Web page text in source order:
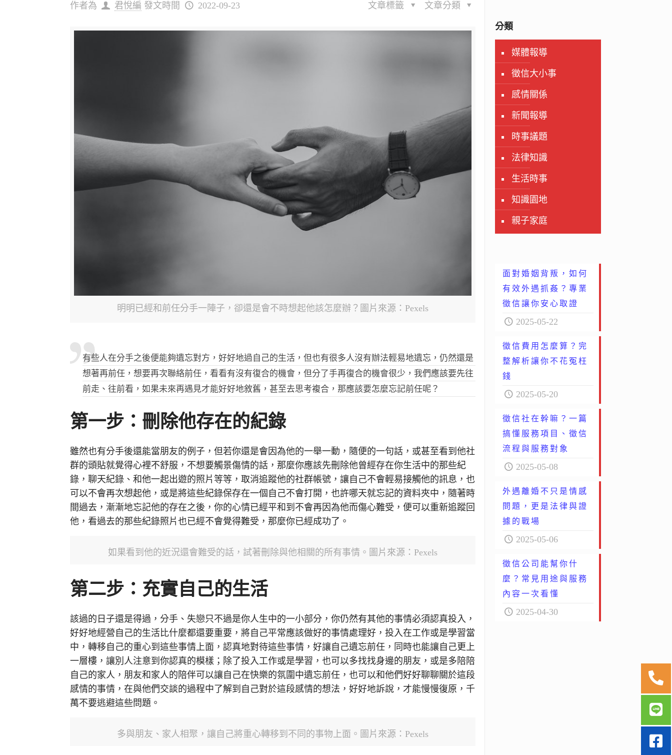
作者為 君悅編 發文時間 2022-09-23 文章分類
文章標籤
明明已經和前任分手一陣子，卻還是會不時想起他該怎麼辦？圖片來源：Pexels
有些人在分手之後便能夠遺忘對方，好好地過自己的生活，但也有很多人沒有辦法輕易地遺忘，仍然還是
想著再前任，想要再次聯絡前任，看看有沒有復合的機會，但分了手再復合的機會很少，我們應該要先往
前走、往前看，如果未來再遇見才能好好地敘舊，甚至去思考複合，那應該要怎麼忘記前任呢？
第一步：刪除他存在的紀錄
雖然也有分手後還能當朋友的例子，但若你還是會因為他的一舉一動，隨便的一句話，或甚至看到他社
群的頭貼就覺得心裡不舒服，不想要觸景傷情的話，那麼你應該先刪除他曾經存在你生活中的那些紀
錄，聊天紀錄、和他一起出遊的照片等等，取消追蹤他的社群帳號，讓自己不會輕易接觸他的訊息，也
可以不會再次想起他，或是將這些紀錄保存在一個自己不會打開，也許哪天就忘記的資料夾中，隨著時
間過去，漸漸地忘記他的存在之後，你的心情已經平和到不會再因為他而傷心難受，便可以重新追蹤回
他，看過去的那些紀錄照片也已經不會覺得難受，那麼你已經成功了。
如果看到他的近況還會難受的話，試著刪除與他相關的所有事情。圖片來源：Pexels
第二步：充實自己的生活
該過的日子還是得過，分手、失戀只不過是你人生中的一小部分，你仍然有其他的事情必須認真投入，
好好地經營自己的生活比什麼都還要重要，將自己平常應該做好的事情處理好，投入在工作或是學習當
中，轉移自己的重心到這些事情上面，認真地對待這些事情，好讓自己遺忘前任，同時也能讓自己更上
一層樓，讓別人注意到你認真的模樣；除了投入工作或是學習，也可以多找找身邊的朋友，或是多陪陪
自己的家人，朋友和家人的陪伴可以讓自己在快樂的氛圍中遺忘前任，也可以和他們好好聊聊關於這段
感情的事情，在與他們交談的過程中了解到自己對於這段感情的想法，好好地訴說，才能慢慢復原，千
萬不要逃避這些問題。
多與朋友、家人相聚，讓自己將重心轉移到不同的事物上面。圖片來源：Pexels
分類
媒體報導
徵信大小事
感情關係
新聞報導
時事議題
法律知識
生活時事
知識園地
親子家庭
面對婚姻背叛，如何
有效外遇抓姦？專業
徵信讓你安心取證
2025-05-22
徵信費用怎麼算？完
整解析讓你不花冤枉
錢
2025-05-20
徵信社在幹嘛？一篇
搞懂服務項目、徵信
流程與服務對象
2025-05-08
外遇離婚不只是情感
問題，更是法律與證
據的戰場
2025-05-06
徵信公司能幫你什
麼？常見用途與服務
內容一次看懂
2025-04-30